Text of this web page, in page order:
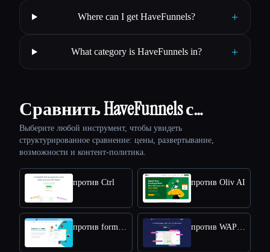
Where can I get HaveFunnels? +
What category is HaveFunnels in? +
Сравнить HaveFunnels с…
Выберите любой инструмент, чтобы увидеть
структурированное сравнение: цены, развертывание,
возможности и контент-политика.
против Ctrl против Oliv AI
против forms.app против WAPlus - WhatsApp CRM